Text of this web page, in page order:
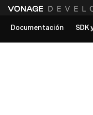
Documentación
SDK